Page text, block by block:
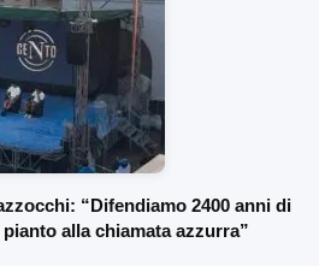
“Difendiamo 2400 anni di
alla chiamata azzurra”